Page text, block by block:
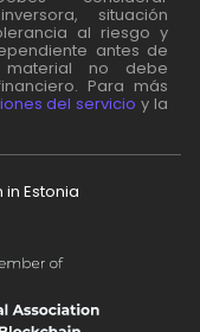
situación
al riesgo y
antes de
material no debe
Para más
del servicio y la
Estonia